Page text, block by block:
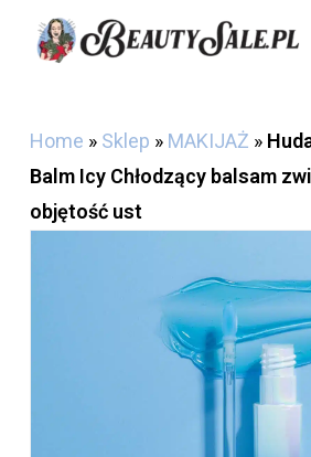
Cart
Home » Sklep » MAKIJAŻ »
Balm Icy Chłodzący balsam
objętość ust